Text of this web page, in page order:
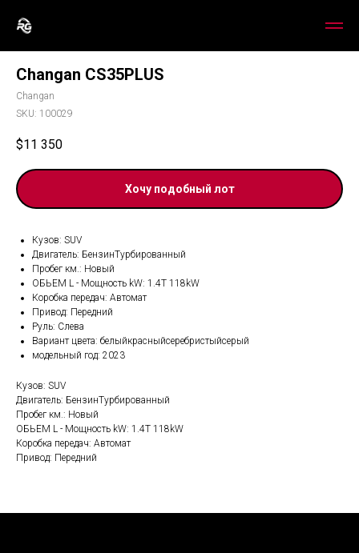
Changan CS35PLUS
Changan
SKU: 100029
$11 350
Хочу подобный лот
Кузов: SUV
Двигатель: БензинТурбированный
Пробег км.: Новый
ОБЬЕМ L - Мощность kW: 1.4T 118kW
Коробка передач: Автомат
Привод: Передний
Руль: Слева
Вариант цвета: белыйкрасныйсеребристыйсерый
модельный год: 2023
Кузов: SUV
Двигатель: БензинТурбированный
Пробег км.: Новый
ОБЬЕМ L - Мощность kW: 1.4T 118kW
Коробка передач: Автомат
Привод: Передний